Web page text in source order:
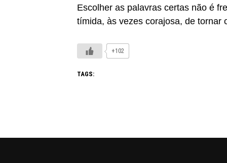
Escolher as palavras certas não é
tímida, às vezes corajosa, de tornar
+102
TAGS: